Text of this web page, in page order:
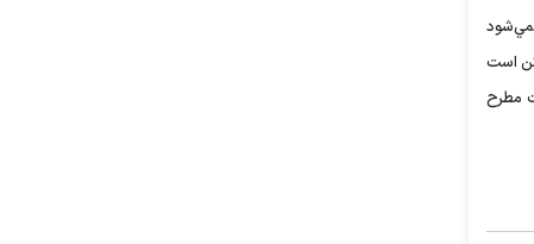
است
مطرح